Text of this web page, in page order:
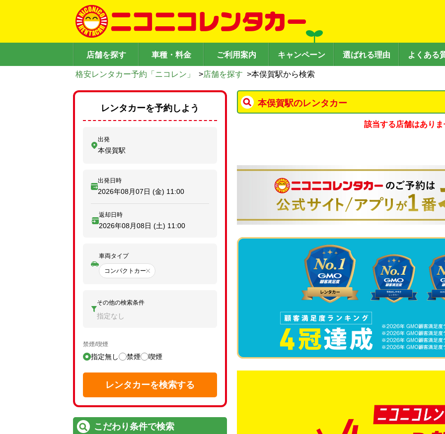
店舗を探す 車種・料金 ご利用案内 キャンペーン 選ばれる理由 よくある
格安レンタカー予約「ニコレン」 >店舗を探す >本俣賀駅から検索
本俣賀駅のレンタカー
該当する店舗はあり
レンタカーを予約しよう
出発
本俣賀駅
出発日時
2026年08月07日 (金) 11:00
返却日時
2026年08月08日 (土) 11:00
車両タイプ
コンパクトカー
その他の検索条件
指定なし
禁煙/喫煙
指定無し 禁煙 喫煙
レンタカーを検索する
こだわり条件で検索